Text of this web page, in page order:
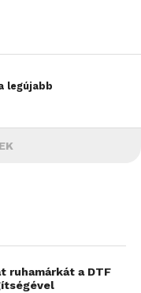
legújabb
ruhamárkát a DTF